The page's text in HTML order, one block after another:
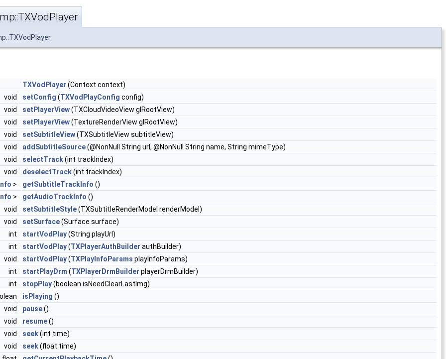
TXVodPlayer (Context context)
void
setConfig (TXVodPlayConfig config)
void
setPlayerView(TXCloudVideoView glRootView)
void
setPlayerView(TextureRenderView glRootView)
void
setSubtitleView(TXSubtitleView subtitleView)
void
addSubtitleSource(@NonNull String url, @NonNull String name, String mimeType)
void
selectTrack(int trackIndex)
void
deselectTrack(int trackIndex)
> getSubtitleTrackInfo ()
> getAudioTrackInfo ()
void
setSubtitleStyle(TXSubtitleRenderModel renderModel)
void
setSurface(Surface surface)
int
startVodPlay(String playUrl)
int
startVodPlay(TXPlayerAuthBuilder authBuilder)
void
startVodPlay(TXPlayInfoParams playInfoParams)
int
startPlayDrm (TXPlayerDrmBuilder playerDrmBuilder)
int
stopPlay(boolean isNeedClearLastImg)
isPlaying ()
void
pause()
void
resume()
void
seek(int time)
void
seek(float time)